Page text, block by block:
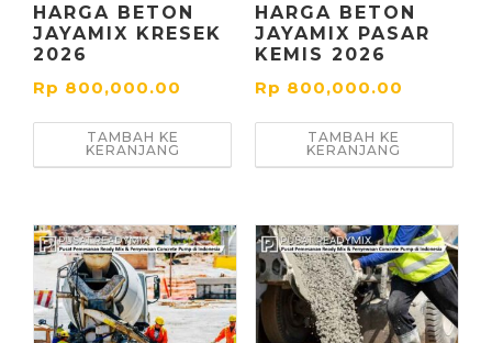
HARGA BETON
JAYAMIX KRESEK
2026
Rp 800,000.00
TAMBAH KE
KERANJANG
HARGA BETON
JAYAMIX PASAR
KEMIS 2026
Rp 800,000.00
TAMBAH KE
KERANJANG